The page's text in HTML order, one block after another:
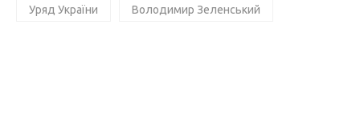
Уряд України Володимир Зеленський